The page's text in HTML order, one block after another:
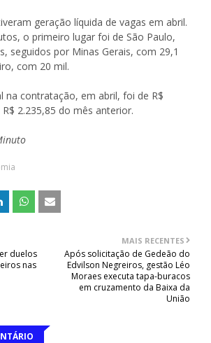
geração líquida de vagas em abril.
o primeiro lugar foi de São Paulo,
seguidos por Minas Gerais, com 29,1
com 20 mil.
na contratação, em abril, foi de R$
2.235,85 do mês anterior.
MAIS RECENTES
Após solicitação de Gedeão do
Edvilson Negreiros, gestão Léo
Moraes executa tapa-buracos
em cruzamento da Baixa da
União
duelos
nas